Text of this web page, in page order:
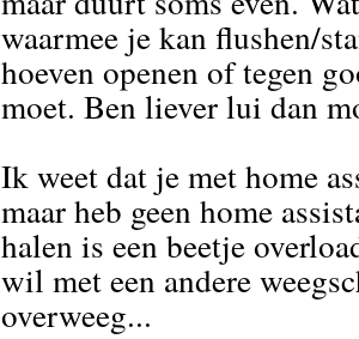
waarmee je kan flushen/
hoeven openen of tegen
moet. Ben liever lui dan
Ik weet dat je met home
maar heb geen home
halen is een beetje
wil met een andere
overweeg...